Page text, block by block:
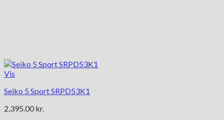
Vis
Seiko 5 Sport SRPD53K1
2,395.00 kr.